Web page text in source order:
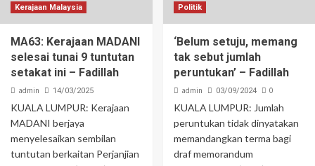
Kerajaan Malaysia
MA63: Kerajaan MADANI
selesai tunai 9 tuntutan
setakat ini – Fadillah
admin 14/03/2025
KUALA LUMPUR: Kerajaan
MADANI berjaya
menyelesaikan sembilan
tuntutan berkaitan Perjanjian
Politik
‘Belum setuju, memang
tak sebut jumlah
peruntukan’ – Fadillah
admin 03/09/2024 0
KUALA LUMPUR: Jumlah
peruntukan tidak dinyatakan
memandangkan terma bagi
draf memorandum